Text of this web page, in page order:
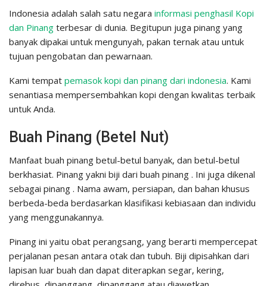
Indonesia adalah salah satu negara informasi penghasil Kopi
dan Pinang terbesar di dunia. Begitupun juga pinang yang
banyak dipakai untuk mengunyah, pakan ternak atau untuk
tujuan pengobatan dan pewarnaan.
Kami tempat pemasok kopi dan pinang dari indonesia. Kami
senantiasa mempersembahkan kopi dengan kwalitas terbaik
untuk Anda.
Buah Pinang (Betel Nut)
Manfaat buah pinang betul-betul banyak, dan betul-betul
berkhasiat. Pinang yakni biji dari buah pinang . Ini juga dikenal
sebagai pinang . Nama awam, persiapan, dan bahan khusus
berbeda-beda berdasarkan klasifikasi kebiasaan dan individu
yang menggunakannya.
Pinang ini yaitu obat perangsang, yang berarti mempercepat
perjalanan pesan antara otak dan tubuh. Biji dipisahkan dari
lapisan luar buah dan dapat diterapkan segar, kering,